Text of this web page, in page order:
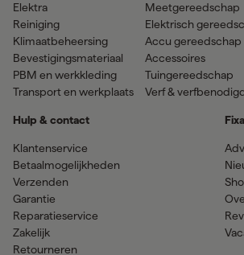
Elektra
Reiniging
Klimaatbeheersing
Bevestigingsmateriaal
PBM en werkkleding
Transport en werkplaats
Meetgereedschap
Elektrisch
Accu gereedschap
Accessoires
Tuingereedschap
Verf &
Hulp & contact
Klantenservice
Betaalmogelijkheden
Verzenden
Garantie
Reparatieservice
Zakelijk
Retourneren